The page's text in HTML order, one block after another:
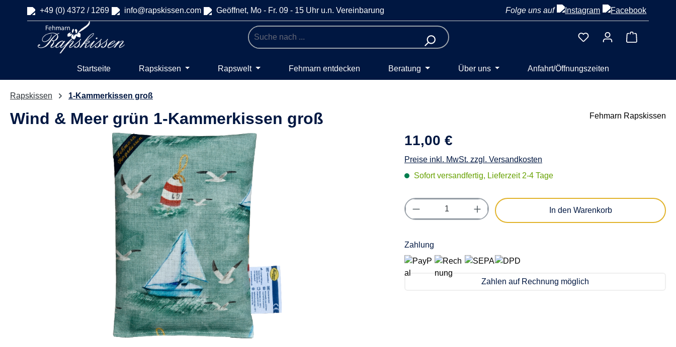
Zur Hauptnavigation springen
+49 (0) 4372 / 1269 info@rapskissen.com Geöffnet, Mo - Fr. 09 - 15 Uhr u.n. Vereinbarung Folge uns auf
Startseite Rapskissen Rapswelt Fehmarn entdecken Beratung Über uns Anfahrt/Öffnungszeiten
Rapskissen 1-Kammerkissen groß
Wind & Meer grün 1-Kammerkissen groß
Fehmarn Rapskissen
11,00 €
Preise inkl. MwSt. zzgl. Versandkosten
Sofort versandfertig, Lieferzeit 2-4 Tage
Produkt Anzahl: Gib den gewünschten Wert ein
In den Warenkorb
Zahlung
Zahlen auf Rechnung möglich